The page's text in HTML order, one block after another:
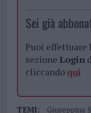
Sei già
Puoi effettuare
sezione Login
cliccando qui
TEMI: Giuseppina